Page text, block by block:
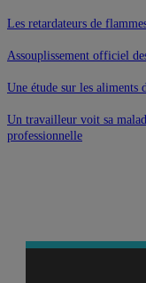
Les retardateurs de
Assouplissement officiel
Une étude sur les aliments
Un travailleur voit sa
professionnelle